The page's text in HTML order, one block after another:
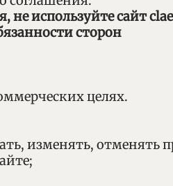
не используйте сайт
сторон
целях.
изменять, отменять